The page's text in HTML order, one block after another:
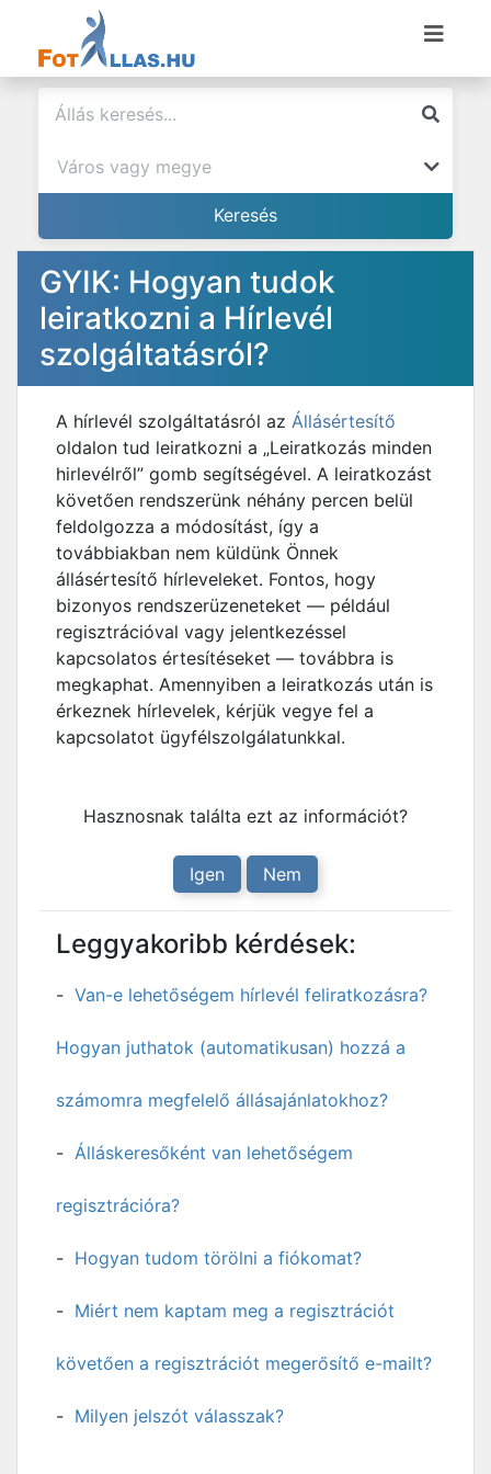
GYIK: Hogyan tudok
leiratkozni a Hírlevél
szolgáltatásról?
A hírlevél szolgáltatásról az Állásértesítő
oldalon tud leiratkozni a „Leiratkozás minden
hirlevélről” gomb segítségével. A leiratkozást
követően rendszerünk néhány percen belül
feldolgozza a módosítást, így a
továbbiakban nem küldünk Önnek
állásértesítő hírleveleket. Fontos, hogy
bizonyos rendszerüzeneteket — például
regisztrációval vagy jelentkezéssel
kapcsolatos értesítéseket — továbbra is
megkaphat. Amennyiben a leiratkozás után is
érkeznek hírlevelek, kérjük vegye fel a
kapcsolatot ügyfélszolgálatunkkal.
Hasznosnak találta ezt az információt?
Igen Nem
Leggyakoribb kérdések:
Van-e lehetőségem hírlevél feliratkozásra?
Hogyan juthatok (automatikusan) hozzá a
számomra megfelelő állásajánlatokhoz?
Álláskeresőként van lehetőségem
regisztrációra?
Hogyan tudom törölni a fiókomat?
Miért nem kaptam meg a regisztrációt
követően a regisztrációt megerősítő e-mailt?
Milyen jelszót válasszak?